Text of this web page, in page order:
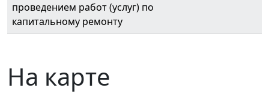
проведением работ (услуг) по
капитальному ремонту
На карте